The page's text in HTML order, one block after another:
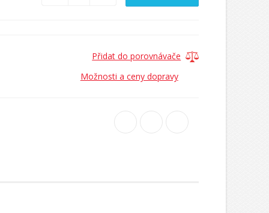
Přidat do porovnávače
Možnosti a ceny dopravy